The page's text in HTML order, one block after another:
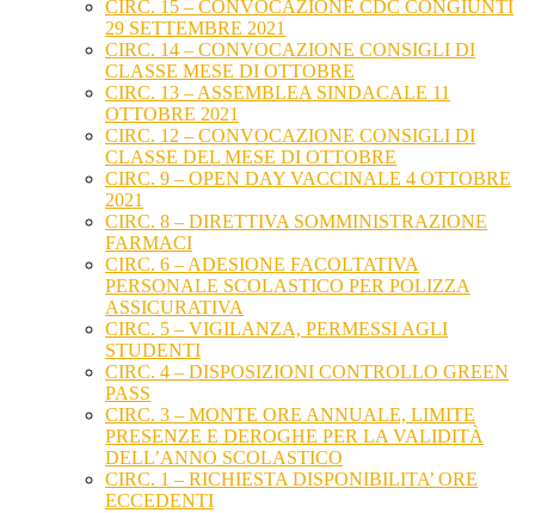
CIRC. 15 – CONVOCAZIONE CDC CONGIUNTI
29 SETTEMBRE 2021
CIRC. 14 – CONVOCAZIONE CONSIGLI DI
CLASSE MESE DI OTTOBRE
CIRC. 13 – ASSEMBLEA SINDACALE 11
OTTOBRE 2021
CIRC. 12 – CONVOCAZIONE CONSIGLI DI
CLASSE DEL MESE DI OTTOBRE
CIRC. 9 – OPEN DAY VACCINALE 4 OTTOBRE
2021
CIRC. 8 – DIRETTIVA SOMMINISTRAZIONE
FARMACI
CIRC. 6 – ADESIONE FACOLTATIVA
PERSONALE SCOLASTICO PER POLIZZA
ASSICURATIVA
CIRC. 5 – VIGILANZA, PERMESSI AGLI
STUDENTI
CIRC. 4 – DISPOSIZIONI CONTROLLO GREEN
PASS
CIRC. 3 – MONTE ORE ANNUALE, LIMITE
PRESENZE E DEROGHE PER LA VALIDITÀ
DELL’ANNO SCOLASTICO
CIRC. 1 – RICHIESTA DISPONIBILITA’ ORE
ECCEDENTI